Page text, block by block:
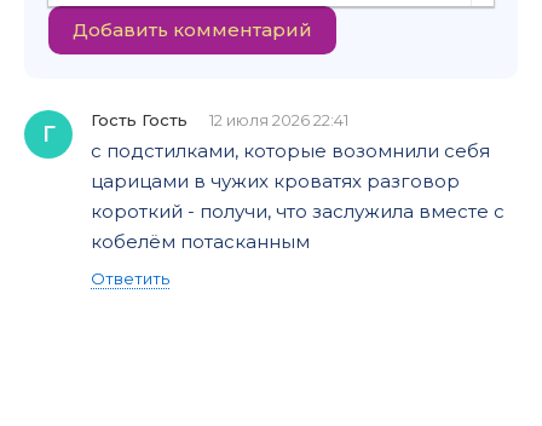
Добавить комментарий
Г
Гость Гость 12 июля 2026 22:41
с подстилками, которые возомнили себя
царицами в чужих кроватях разговор
короткий - получи, что заслужила вместе с
кобелём потасканным
Ответить